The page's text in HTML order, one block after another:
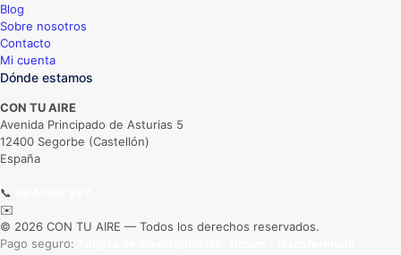
Blog
Sobre nosotros
Contacto
Mi cuenta
Dónde estamos
CON TU AIRE
Avenida Principado de Asturias 5
12400 Segorbe (Castellón)
España
📞
✉️
© 2026 CON TU AIRE — Todos los derechos reservados.
Pago seguro: